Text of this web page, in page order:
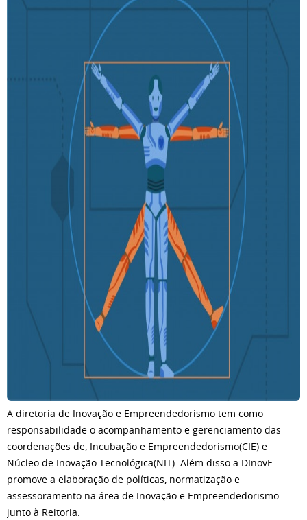
A diretoria de Inovação e Empreendedorismo tem como
responsabilidade o acompanhamento e gerenciamento das
coordenações de, Incubação e Empreendedorismo(CIE) e
Núcleo de Inovação Tecnológica(NIT). Além disso a DInovE
promove a elaboração de políticas, normatização e
assessoramento na área de Inovação e Empreendedorismo
junto à Reitoria.